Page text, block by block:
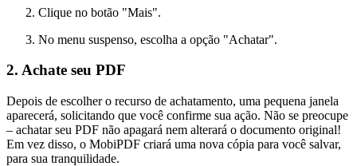
Clique no botão "Mais".
No menu suspenso, escolha a opção "Achatar".
2. Achate seu PDF
Depois de escolher o recurso de achatamento, uma pequena janela
aparecerá, solicitando que você confirme sua ação. Não se preocupe
– achatar seu PDF não apagará nem alterará o documento original!
Em vez disso, o MobiPDF criará uma nova cópia para você salvar,
para sua tranquilidade.